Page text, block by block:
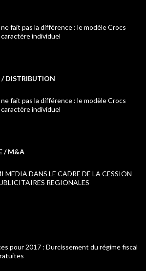
fait pas la différence : le modèle Crocs
individuel
/ DISTRIBUTION
fait pas la différence : le modèle Crocs
individuel
/ M&A
MEDIA DANS LE CADRE DE LA CESSION
REGIONALES
pour 2017 : Durcissement du régime fiscal